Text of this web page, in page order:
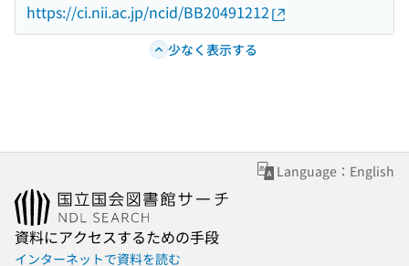
https://ci.nii.ac.jp/ncid/BB20491212
少なく表示する
Language：English
資料にアクセスするための手段
インターネットで資料を読む